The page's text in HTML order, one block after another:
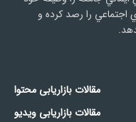
اجتماعي را رصد کرده و
مقالات بازاریابی محتوا
مقالات بازاریابی ویدیو